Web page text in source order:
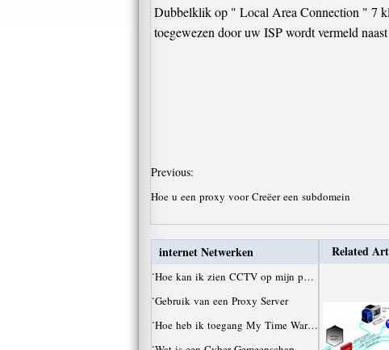
Dubbelklik op " Local Area Connection " 7
toegewezen door uw ISP wordt vermeld
Previous:
Hoe u een proxy voor Creëer een subdomein
internet Netwerken
·Hoe kan ik zien CCTV op mijn p…
·Gebruik van een Proxy Server
·Hoe heb ik toegang My Time War…
·
Related